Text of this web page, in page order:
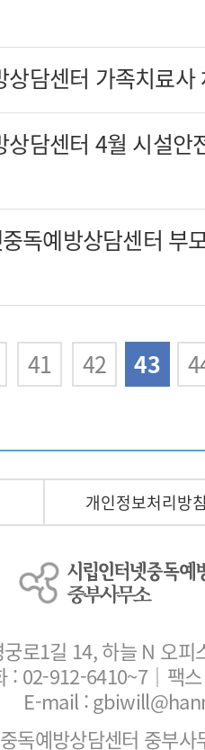
상담센터 가족치료
담센터 4월 시설안
독예방상담센터 부
41 42 43
개인정보처리방
로1길 14, 하늘 N 오
: 02-912-6410~7 ｜팩
E-mail :
독예방상담센터 중부